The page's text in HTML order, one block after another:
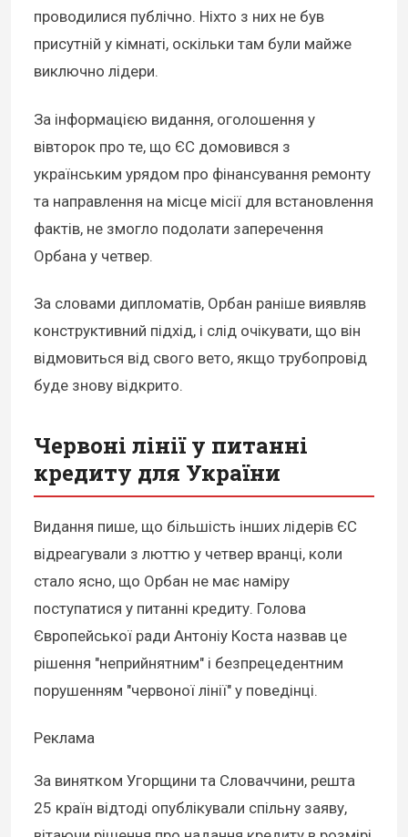
проводилися публічно. Ніхто з них не був
присутній у кімнаті, оскільки там були майже
виключно лідери.
За інформацією видання, оголошення у
вівторок про те, що ЄС домовився з
українським урядом про фінансування ремонту
та направлення на місце місії для встановлення
фактів, не змогло подолати заперечення
Орбана у четвер.
За словами дипломатів, Орбан раніше виявляв
конструктивний підхід, і слід очікувати, що він
відмовиться від свого вето, якщо трубопровід
буде знову відкрито.
Червоні лінії у питанні
кредиту для України
Видання пише, що більшість інших лідерів ЄС
відреагували з люттю у четвер вранці, коли
стало ясно, що Орбан не має наміру
поступатися у питанні кредиту. Голова
Європейської ради Антоніу Коста назвав це
рішення "неприйнятним" і безпрецедентним
порушенням "червоної лінії" у поведінці.
Реклама
За винятком Угорщини та Словаччини, решта
25 країн відтоді опублікували спільну заяву,